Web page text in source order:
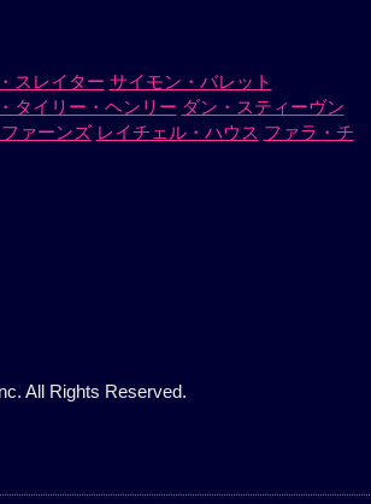
スレイター サイモン・バレット
タイリー・ヘンリー ダン・スティーヴン
ァーンズ レイチェル・ハウス ファラ・チ
All Rights Reserved.